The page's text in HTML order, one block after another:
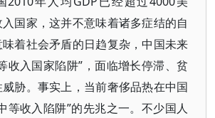
国家，这并不意味着诸多症结的自
着社会矛盾的日趋复杂，中国未来
收入国家陷阱”，面临增长停滞、贫
胁。事实上，当前奢侈品热在中国
等收入陷阱”的先兆之一。不少国人